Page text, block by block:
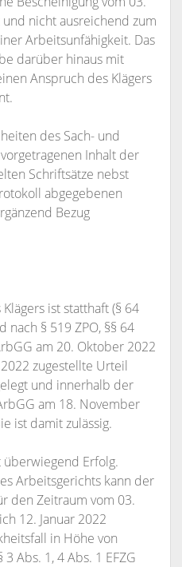
nicht ausreichend zum
Arbeitsunfähigkeit. Das
darüber hinaus mit
Anspruch des Klägers
des Sach- und
Inhalt der
Schriftsätze nebst
abgegebenen
Bezug
ist statthaft (§ 64
nach § 519 ZPO, §§ 64
am 20. Oktober 2022
zugestellte Urteil
und innerhalb der
am 18. November
ist damit zulässig.
Erfolg.
Arbeitsgerichts kann der
den Zeitraum vom 03.
12. Januar 2022
in Höhe von
Abs. 1, 4 Abs. 1 EFZG